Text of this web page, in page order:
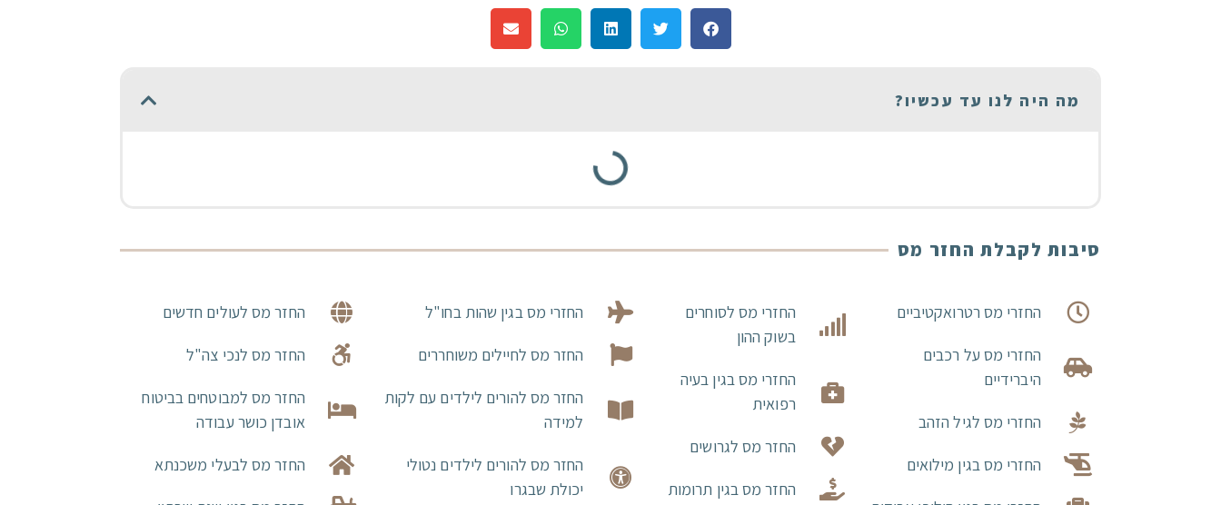
מה היה לנו עד עכשיו?
סיבות לקבלת החזר מס
החזרי מס רטרואקטיביים
החזרי מס על רכבים
היברידיים
החזרי מס לגיל הזהב
החזרי מס בגין מילואים
החזרי מס לסוחרים
בשוק ההון
החזרי מס בגין בעיה
רפואית
החזר מס לגרושים
החזר מס בגין תרומות
החזרי מס בגין שהות בחו"ל
החזר מס לחיילים משוחררים
החזר מס להורים לילדים עם לקות
למידה
החזר מס להורים לילדים נטולי
יכולת שבגרו
החזר מס לעולים חדשים
החזר מס לנכי צה"ל
החזר מס למבוטחים בביטוח
אובדן כושר עבודה
החזר מס לבעלי משכנתא